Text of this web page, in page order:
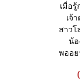
เมื่อ
เจ้
สาว
น้
พออ